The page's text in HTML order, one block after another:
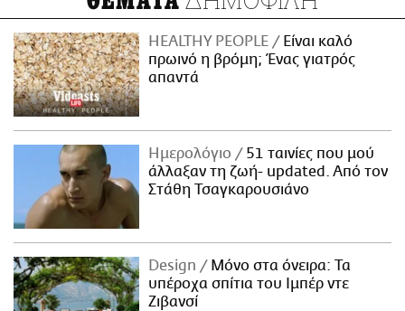
HEALTHY PEOPLE
Είναι καλό
πρωινό η βρόμη; Ένας γιατρός
απαντά
Ημερολόγιο
51 ταινίες που μού
άλλαξαν τη ζωή- updated. Aπό τον
Στάθη Τσαγκαρουσιάνο
Design
Μόνο στα όνειρα: Τα
υπέροχα σπίτια του Ιμπέρ ντε
Ζιβανσί